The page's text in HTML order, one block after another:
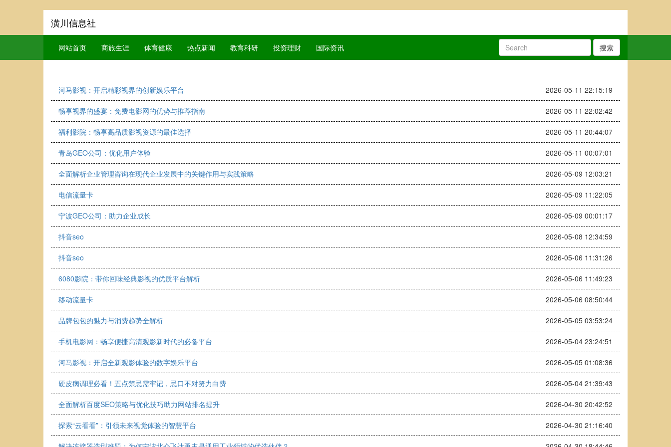
潢川信息社
网站首页 商旅生涯 体育健康 热点新闻 教育科研 投资理财 国际资讯 搜索
河马影视：开启精彩视界的创新娱乐平台 2026-05-11 22:15:19
畅享视界的盛宴：免费电影网的优势与推荐指南 2026-05-11 22:02:42
福利影院：畅享高品质影视资源的最佳选择 2026-05-11 20:44:07
青岛GEO公司：优化用户体验 2026-05-11 00:07:01
全面解析企业管理咨询在现代企业发展中的关键作用与实践策略 2026-05-09 12:03:21
电信流量卡 2026-05-09 11:22:05
宁波GEO公司：助力企业成长 2026-05-09 00:01:17
抖音seo 2026-05-08 12:34:59
抖音seo 2026-05-06 11:31:26
6080影院：带你回味经典影视的优质平台解析 2026-05-06 11:49:23
移动流量卡 2026-05-06 08:50:44
品牌包包的魅力与消费趋势全解析 2026-05-05 03:53:24
手机电影网：畅享便捷高清观影新时代的必备平台 2026-05-04 23:24:51
河马影视：开启全新观影体验的数字娱乐平台 2026-05-05 01:08:36
硬皮病调理必看！五点禁忌需牢记，忌口不对努力白费 2026-05-04 21:39:43
全面解析百度SEO策略与优化技巧助力网站排名提升 2026-04-30 20:42:52
探索“云看看”：引领未来视觉体验的智慧平台 2026-04-30 21:16:40